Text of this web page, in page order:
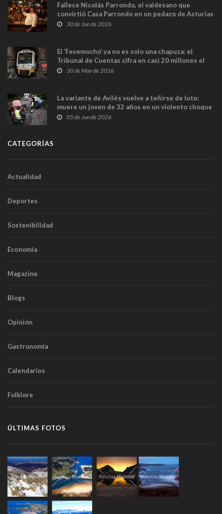
Fallece Nicolás Parrondo, el valdesano que
convirtió Casa Parrondo en un pedazo de Asturias
en Madrid
30 de Jun de 2026
El ‘Fevemocho’ ya no es solo una chapuza: el
Tribunal de Cuentas cifra en casi 20 millones el
sobrecoste de los trenes que no cabían por los
30 de May de 2026
La variante de Avilés vuelve a teñirse de luto:
muere un joven de 32 años en un violento choque
frontal
05 de Jun de 2026
CATEGORÍAS
Actualidad
Deportes
Sostenibilidad
Economía
Magazine
Blogs
Opinión
Gastronomía
Calendarios
Folklore
ÚLTIMAS FOTOS